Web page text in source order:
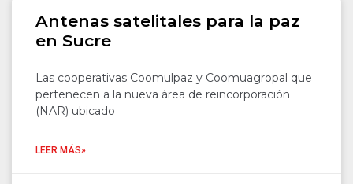
Antenas satelitales para la paz
en Sucre
Las cooperativas Coomulpaz y Coomuagropal que
pertenecen a la nueva área de reincorporación
(NAR) ubicado
LEER MÁS»